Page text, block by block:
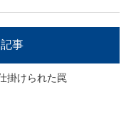
事
掛けられた罠